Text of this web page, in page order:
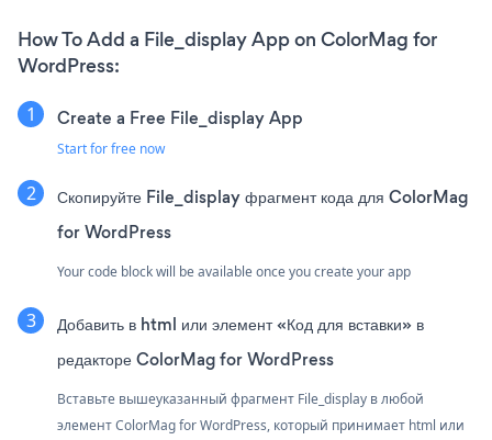
How To Add a File_display App on ColorMag for
WordPress:
Create a Free File_display App
Start for free now
Скопируйте File_display фрагмент кода для ColorMag
for WordPress
Your code block will be available once you create your app
Добавить в html или элемент «Код для вставки» в
редакторе ColorMag for WordPress
Вставьте вышеуказанный фрагмент File_display в любой
элемент ColorMag for WordPress, который принимает html или